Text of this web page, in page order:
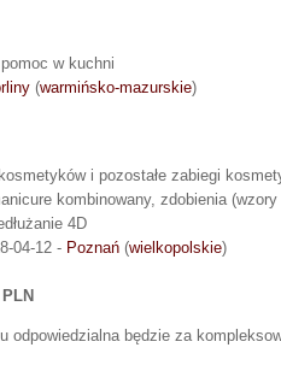
w kuchni
(warmińsko-mazurskie)
i pozostałe zabiegi
kombinowany, zdobienia
4D
04-12 - Poznań (wielkopolskie)
odpowiedzialna będzie za